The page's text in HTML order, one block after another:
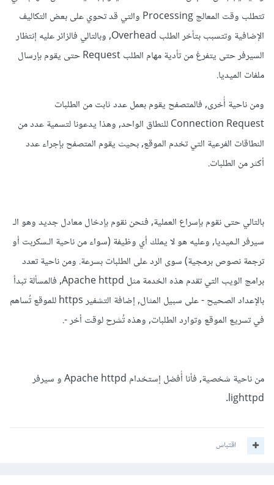
تتطلب وقت المعالج Processing والتي قد تحوي على بعض التكاليف
الإضافية وتتسبب بتأخر الطلب Overhead, وبالتالي فالزائر عليه إنتظار
السيرفر حتى يتفرغ من تأدية مهام الطلب Request حتى يقوم بإرسال
ملفات الميديا.
ومن ناحية أُخرى, فالمتصفح يقوم بعمل عدد ثابت من الطلبات
Connection Request للنطاق الواحد, وهذا يدعونا لتسمية عدد من
النطاقات الفرعية التي تخدم الموقع, بحيث يقوم المتصفح بإجراء عدد
أكثر من الطلبات.
بالتالي حتى نقوم بإسراع العملية, فنحن نقوم بإدخال معادل جديد وهو الـ
سيرفر الـميديا, وعليه هو لا يملك أي وظيفة (سواء من ناحية الـسكربت أو
ترجمة نصوص برمجية) سوى الرد على الطلبات بسرعة. ومن ناحية تعدد
برامج الويب التي تقدم هذه الخدمة مثل Apache httpd, فالمسألة تبدأ
بالإعداد الصحيح - على سبيل المثال, إضافة التشفير https للموقع تُساهم
في تسريع الموقع وتوارد الطلبات, وهذه تُشرح لوقت أخر -.
من ناحية شخصية, فأنا أُفضل إستخدام Apache httpd و سيرفر
lighttpd.
اقتباس